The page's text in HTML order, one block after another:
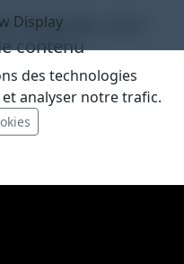
privée, vous
contenu
des technologies
analyser notre trafic.